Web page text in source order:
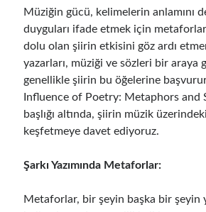
Müziğin gücü, kelimelerin anlamını
duyguları ifade etmek için
dolu olan şiirin etkisini göz ardı
yazarları, müziği ve sözleri bir araya
genellikle şiirin bu öğelerine
Influence of Poetry: Metaphors and
başlığı altında, şiirin müzik
keşfetmeye davet ediyoruz.
Şarkı Yazımında Metaforlar:
Metaforlar, bir şeyin başka bir şeyin